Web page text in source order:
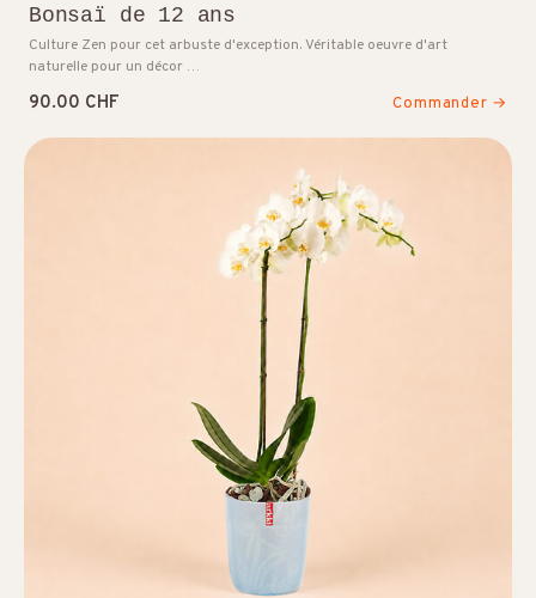
Bonsaï de 12 ans
Culture Zen pour cet arbuste d'exception. Véritable oeuvre d'art
naturelle pour un décor …
90.00 CHF Commander →